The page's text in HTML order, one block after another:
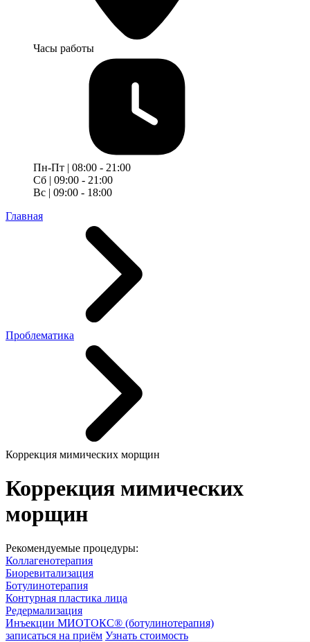
Часы работы
Пн-Пт | 08:00 - 21:00
Сб | 09:00 - 21:00
Вс | 09:00 - 18:00
Главная
Проблематика
Коррекция мимических морщин
Коррекция мимических
морщин
Рекомендуемые процедуры:
Коллагенотерапия
Биоревитализация
Ботулинотерапия
Контурная пластика лица
Редермализация
Инъекции МИОТОКС® (ботулинотерапия)
записаться на приём Узнать стоимость